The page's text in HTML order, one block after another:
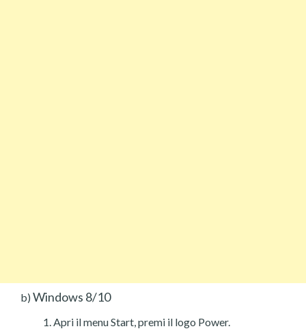
b) Windows 8/10
Apri il menu Start, premi il logo Power.